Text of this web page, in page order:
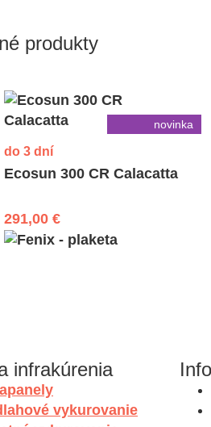
produkty
do 3 dní
Ecosun 300 CR Calacatta
291,00 €
novinka
infrakúrenia
vykurovanie